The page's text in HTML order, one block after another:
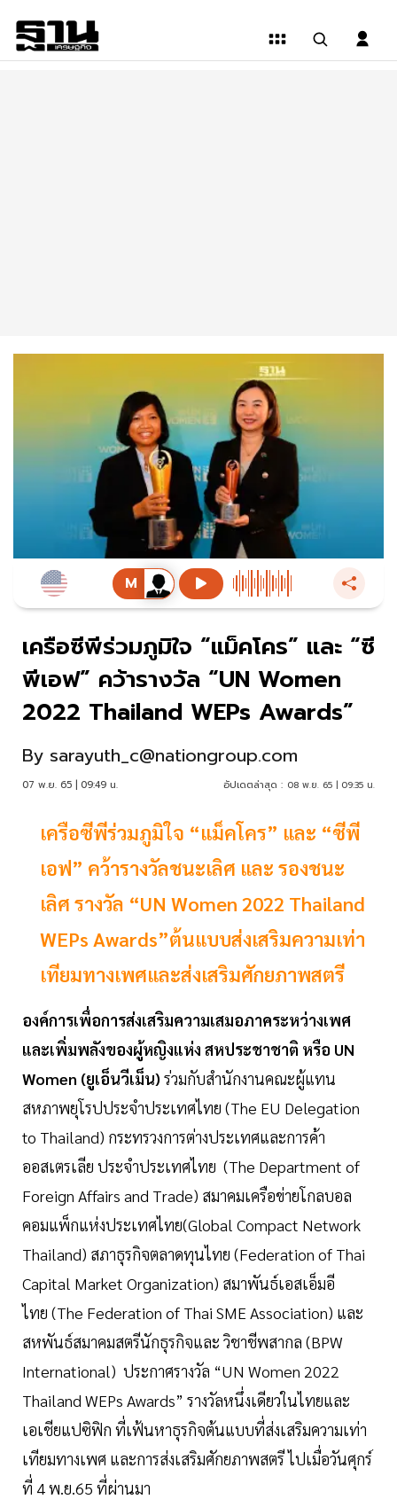
เครือซีพีร่วมภูมิใจ “แม็คโคร” และ “ซี
พีเอฟ” คว้ารางวัล “UN Women
2022 Thailand WEPs Awards”
By sarayuth_c@nationgroup.com
07 พ.ย. 65 | 09:49 น. อัปเดตล่าสุด : 08 พ.ย. 65 | 09:35 น.
เครือซีพีร่วมภูมิใจ “แม็คโคร” และ “ซีพี
เอฟ” คว้ารางวัลชนะเลิศ และ รองชนะ
เลิศ รางวัล “UN Women 2022 Thailand
WEPs Awards”ต้นแบบส่งเสริมความเท่า
เทียมทางเพศและส่งเสริมศักยภาพสตรี
องค์การเพื่อการส่งเสริมความเสมอภาคระหว่างเพศ
และเพิ่มพลังของผู้หญิงแห่ง สหประชาชาติ หรือ UN
Women (ยูเอ็นวีเม็น) ร่วมกับสำนักงานคณะผู้แทน
สหภาพยุโรปประจำประเทศไทย (The EU Delegation
to Thailand) กระทรวงการต่างประเทศและการค้า
ออสเตรเลีย ประจำประเทศไทย (The Department of
Foreign Affairs and Trade) สมาคมเครือข่ายโกลบอล
คอมแพ็กแห่งประเทศไทย(Global Compact Network
Thailand) สภาธุรกิจตลาดทุนไทย (Federation of Thai
Capital Market Organization) สมาพันธ์เอสเอ็มอี
ไทย (The Federation of Thai SME Association) และ
สหพันธ์สมาคมสตรีนักธุรกิจและ วิชาชีพสากล (BPW
International) ประกาศรางวัล “UN Women 2022
Thailand WEPs Awards” รางวัลหนึ่งเดียวในไทยและ
เอเชียแปซิฟิก ที่เฟ้นหาธุรกิจต้นแบบที่ส่งเสริมความเท่า
เทียมทางเพศ และการส่งเสริมศักยภาพสตรี ไปเมื่อวันศุกร์
ที่ 4 พ.ย.65 ที่ผ่านมา